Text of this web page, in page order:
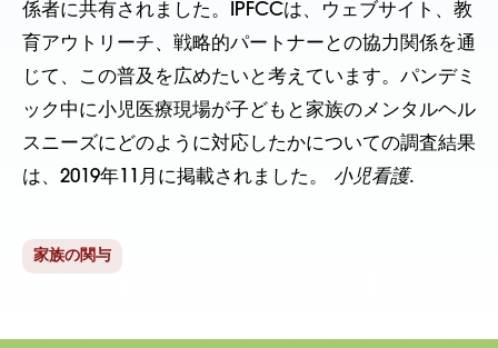
係者に共有されました。IPFCCは、ウェブサイト、教
育アウトリーチ、戦略的パートナーとの協力関係を通
じて、この普及を広めたいと考えています。パンデミ
ック中に小児医療現場が子どもと家族のメンタルヘル
スニーズにどのように対応したかについての調査結果
は、2019年11月に掲載されました。 小児看護.
家族の関与